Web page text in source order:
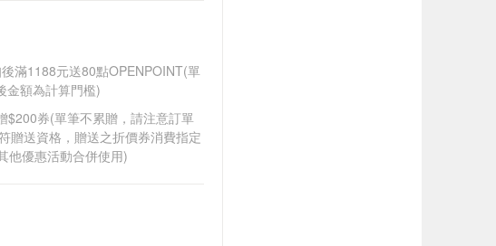
滿1188元送80點OPENPOINT(單
金額為計算門檻)
$200券(單筆不累贈，請注意訂單
贈送資格，贈送之折價券消費指定
他優惠活動合併使用)